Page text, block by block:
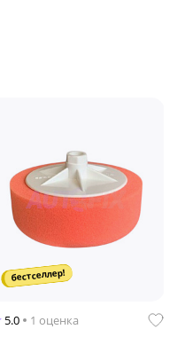
бестселлер!
5.0 1 оценка